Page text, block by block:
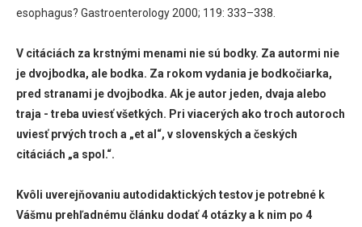
esophagus? Gastroenterology 2000; 119: 333–338.
V citáciách za krstnými menami nie sú bodky. Za autormi nie
je dvojbodka, ale bodka. Za rokom vydania je bodkočiarka,
pred stranami je dvojbodka. Ak je autor jeden, dvaja alebo
traja - treba uviesť všetkých. Pri viacerých ako troch autoroch
uviesť prvých troch a „et al“, v slovenských a českých
citáciách „a spol.“.
Kvôli uverejňovaniu autodidaktických testov je potrebné k
Vášmu prehľadnému článku dodať 4 otázky a k nim po 4